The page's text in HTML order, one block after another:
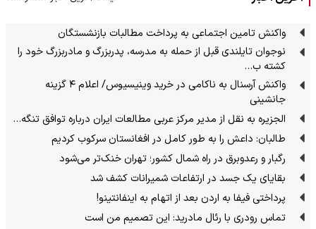
واکنش تامین اجتماعی به پرداخت مطالبات بازنشستگان
نوجوان تایلندی قبل از حمله به مدرسه، پدربزرگ و مادربزرگ خود را
کشته ب…
واکنش آرسنال به ناکامی در خرید وینیسیوس/ اعلام ۴ گزینه
جانشینی
الجزیره به نقل از مدیر مرکز عربی مطالعات ایران درباره توافق تنگه…
طالبان: داعش را به طور کامل در افغانستان سرکوب کردیم
رگبار و رعدوبرق در راه شمال کشور؛ تهران خنک‌تر می‌شود
بقایای یک جسد در ارتفاعات شمیرانات کشف شد
پرداختی فیفا به اردن بعد از اتهام به اینفانتینو!
تماس رودری با رئال مادرید: این تصمیم من است